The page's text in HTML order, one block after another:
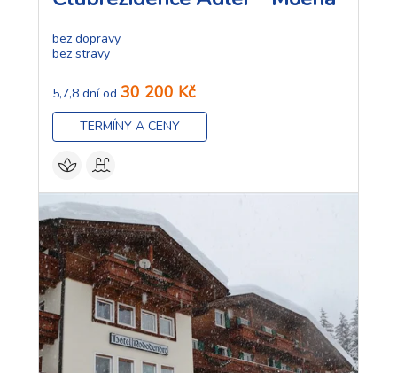
bez dopravy
bez stravy
5,7,8 dní od 30 200 Kč
TERMÍNY A CENY